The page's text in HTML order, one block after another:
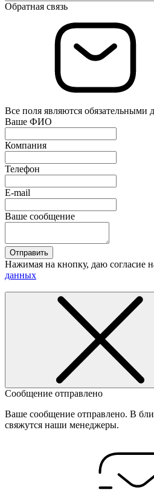
Обратная связь
Все поля являются обязательными
Ваше ФИО
Компания
Телефон
E-mail
Ваше сообщение
Отправить
Нажимая на кнопку, даю согласие
данных
Сообщение отправлено
Ваше сообщение отправлено. В
свяжутся наши менеджеры.